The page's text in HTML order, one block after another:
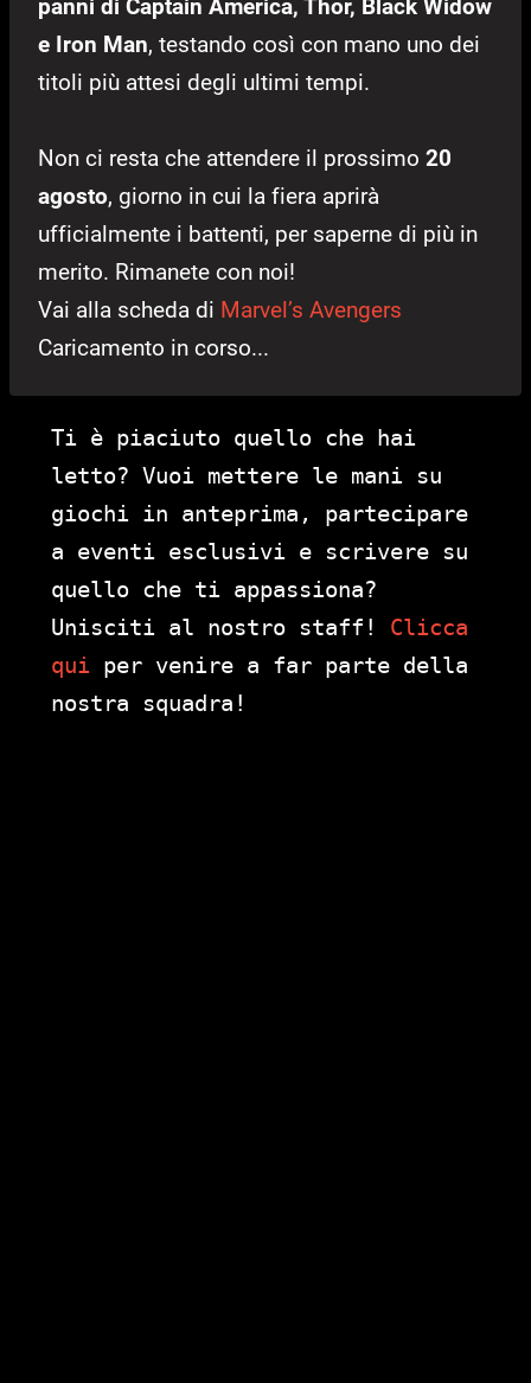
panni di Captain America, Thor, Black Widow
e Iron Man, testando così con mano uno dei
titoli più attesi degli ultimi tempi.
Non ci resta che attendere il prossimo 20
agosto, giorno in cui la fiera aprirà
ufficialmente i battenti, per saperne di più in
merito. Rimanete con noi!
Vai alla scheda di Marvel’s Avengers
Caricamento in corso...
Ti è piaciuto quello che hai
letto? Vuoi mettere le mani su
giochi in anteprima, partecipare
a eventi esclusivi e scrivere su
quello che ti appassiona?
Unisciti al nostro staff! Clicca
qui per venire a far parte della
nostra squadra!